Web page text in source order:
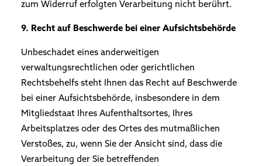
zum Widerruf erfolgten Verarbeitung nicht berührt.
9. Recht auf Beschwerde bei einer Aufsichtsbehörde
Unbeschadet eines anderweitigen
verwaltungsrechtlichen oder gerichtlichen
Rechtsbehelfs steht Ihnen das Recht auf Beschwerde
bei einer Aufsichtsbehörde, insbesondere in dem
Mitgliedstaat Ihres Aufenthaltsortes, Ihres
Arbeitsplatzes oder des Ortes des mutmaßlichen
Verstoßes, zu, wenn Sie der Ansicht sind, dass die
Verarbeitung der Sie betreffenden